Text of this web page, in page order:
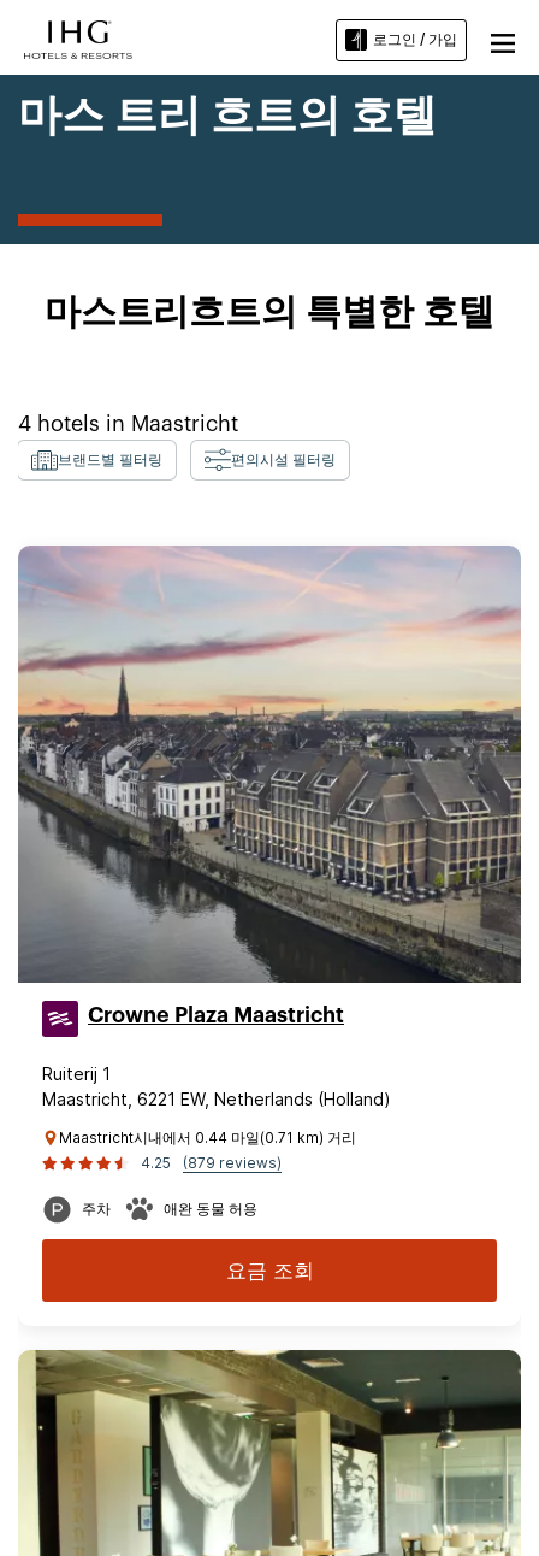
로그인 / 가입
마스 트리 흐트의 호텔
마스트리흐트의 특별한 호텔
4 hotels in Maastricht
브랜드별 필터링 편의시설 필터링
Crowne Plaza Maastricht
Ruiterij 1
Maastricht, 6221 EW, Netherlands (Holland)
Maastricht시내에서 0.44 마일(0.71 km) 거리
4.25
(879 reviews)
주차 애완 동물 허용
요금 조회